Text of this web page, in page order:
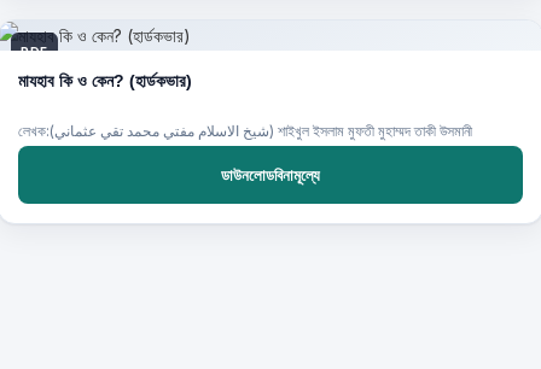
PDF
মাযহাব কি ও কেন? (হার্ডকভার)
লেখক:(شيخ الاسلام مفتي محمد تقي عثماني) শাইখুল ইসলাম মুফতী মুহাম্মদ তাকী উসমানী
ডাউনলোডবিনামূল্যে